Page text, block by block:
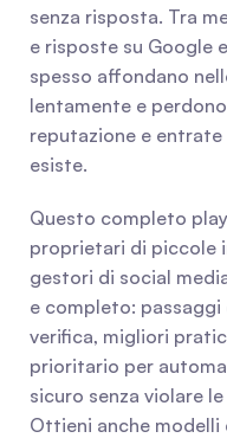
senza risposta. Tra
e risposte su Google
spesso affondano
lentamente e
reputazione e
esiste.
Questo completo
proprietari di piccole
gestori di social
e completo:
verifica, migliori
prioritario per
sicuro senza violare
Ottieni anche